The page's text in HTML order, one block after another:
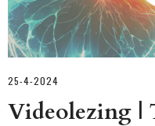
25-4-2024
Videolezing |